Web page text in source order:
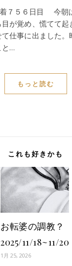
５６日目 今朝
が覚め、慌てて起
仕事に出ました
と…
もっと読む
これも好きかも
お転婆の調教？
2025/11/18~11/20
1月 25, 2026